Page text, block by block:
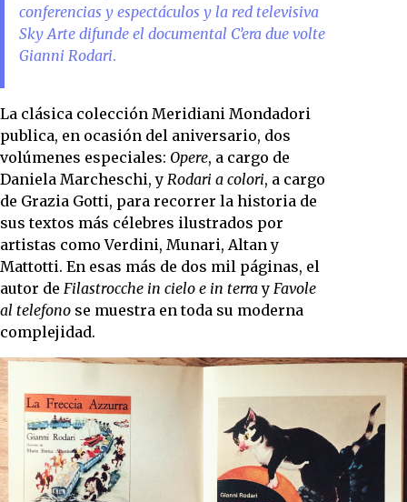
conferencias y espectáculos y la red televisiva
Sky Arte difunde el documental C’era due volte
Gianni Rodari.
La clásica colección Meridiani Mondadori
publica, en ocasión del aniversario, dos
volúmenes especiales: Opere, a cargo de
Daniela Marcheschi, y Rodari a colori, a cargo
de Grazia Gotti, para recorrer la historia de
sus textos más célebres ilustrados por
artistas como Verdini, Munari, Altan y
Mattotti. En esas más de dos mil páginas, el
autor de Filastrocche in cielo e in terray Favole
al telefono se muestra en toda su moderna
complejidad.